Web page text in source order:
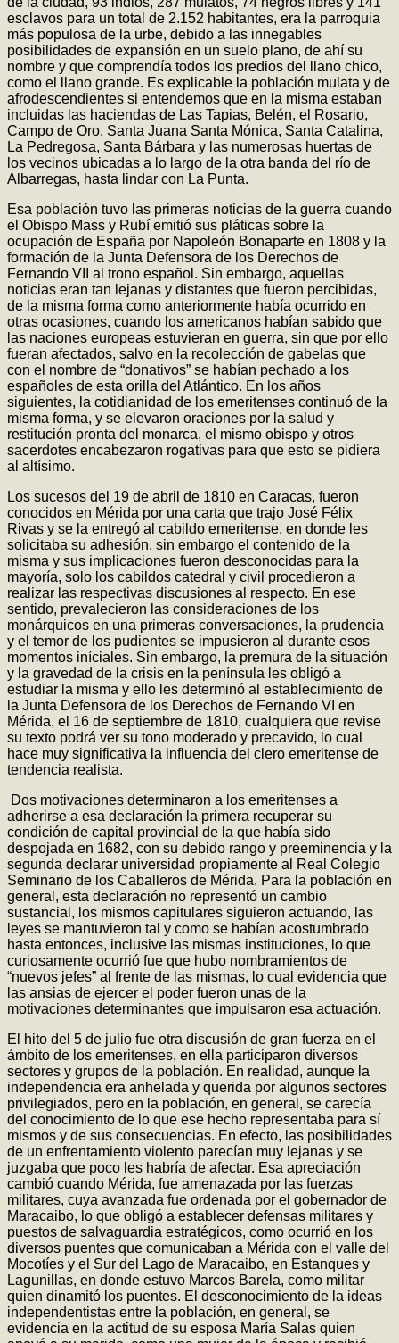
esclavos para un total de 2.152 habitantes, era la parroquia
más populosa de la urbe, debido a las innegables
posibilidades de expansión en un suelo plano, de ahí su
nombre y que comprendía todos los predios del llano chico,
como el llano grande. Es explicable la población mulata y de
afrodescendientes si entendemos que en la misma estaban
incluidas las haciendas de Las Tapias, Belén, el Rosario,
Campo de Oro, Santa Juana Santa Mónica, Santa Catalina,
La Pedregosa, Santa Bárbara y las numerosas huertas de
los vecinos ubicadas a lo largo de la otra banda del río de
Albarregas, hasta lindar con La Punta.
Esa población tuvo las primeras noticias de la guerra cuando
el Obispo Mass y Rubí emitió sus pláticas sobre la
ocupación de España por Napoleón Bonaparte en 1808 y la
formación de la Junta Defensora de los Derechos de
Fernando VII al trono español. Sin embargo, aquellas
noticias eran tan lejanas y distantes que fueron percibidas,
de la misma forma como anteriormente había ocurrido en
otras ocasiones, cuando los americanos habían sabido que
las naciones europeas estuvieran en guerra, sin que por ello
fueran afectados, salvo en la recolección de gabelas que
con el nombre de “donativos” se habían pechado a los
españoles de esta orilla del Atlántico. En los años
siguientes, la cotidianidad de los emeritenses continuó de la
misma forma, y se elevaron oraciones por la salud y
restitución pronta del monarca, el mismo obispo y otros
sacerdotes encabezaron rogativas para que esto se pidiera
al altísimo.
Los sucesos del 19 de abril de 1810 en Caracas, fueron
conocidos en Mérida por una carta que trajo José Félix
Rivas y se la entregó al cabildo emeritense, en donde les
solicitaba su adhesión, sin embargo el contenido de la
misma y sus implicaciones fueron desconocidas para la
mayoría, solo los cabildos catedral y civil procedieron a
realizar las respectivas discusiones al respecto. En ese
sentido, prevalecieron las consideraciones de los
monárquicos en una primeras conversaciones, la prudencia
y el temor de los pudientes se impusieron al durante esos
momentos iníciales. Sin embargo, la premura de la situación
y la gravedad de la crisis en la península les obligó a
estudiar la misma y ello les determinó al establecimiento de
la Junta Defensora de los Derechos de Fernando VI en
Mérida, el 16 de septiembre de 1810, cualquiera que revise
su texto podrá ver su tono moderado y precavido, lo cual
hace muy significativa la influencia del clero emeritense de
tendencia realista.
Dos motivaciones determinaron a los emeritenses a
adherirse a esa declaración la primera recuperar su
condición de capital provincial de la que había sido
despojada en 1682, con su debido rango y preeminencia y la
segunda declarar universidad propiamente al Real Colegio
Seminario de los Caballeros de Mérida. Para la población en
general, esta declaración no representó un cambio
sustancial, los mismos capitulares siguieron actuando, las
leyes se mantuvieron tal y como se habían acostumbrado
hasta entonces, inclusive las mismas instituciones, lo que
curiosamente ocurrió fue que hubo nombramientos de
“nuevos jefes” al frente de las mismas, lo cual evidencia que
las ansias de ejercer el poder fueron unas de la
motivaciones determinantes que impulsaron esa actuación.
El hito del 5 de julio fue otra discusión de gran fuerza en el
ámbito de los emeritenses, en ella participaron diversos
sectores y grupos de la población. En realidad, aunque la
independencia era anhelada y querida por algunos sectores
privilegiados, pero en la población, en general, se carecía
del conocimiento de lo que ese hecho representaba para sí
mismos y de sus consecuencias. En efecto, las posibilidades
de un enfrentamiento violento parecían muy lejanas y se
juzgaba que poco les habría de afectar. Esa apreciación
cambió cuando Mérida, fue amenazada por las fuerzas
militares, cuya avanzada fue ordenada por el gobernador de
Maracaibo, lo que obligó a establecer defensas militares y
puestos de salvaguardia estratégicos, como ocurrió en los
diversos puentes que comunicaban a Mérida con el valle del
Mocotíes y el Sur del Lago de Maracaibo, en Estanques y
Lagunillas, en donde estuvo Marcos Barela, como militar
quien dinamitó los puentes. El desconocimiento de la ideas
independentistas entre la población, en general, se
evidencia en la actitud de su esposa María Salas quien